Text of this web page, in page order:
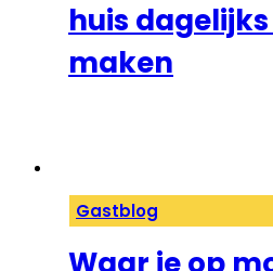
huis
maken
Gastblog